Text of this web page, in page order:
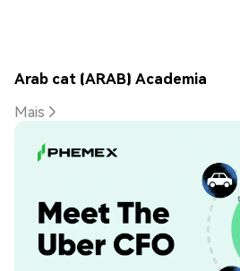
Arab cat (ARAB) Academia
Mais